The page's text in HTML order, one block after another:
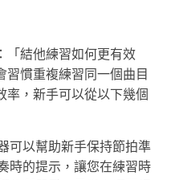
「結他練習如何更有效
習慣重複練習同一個曲目
率，新手可以從以下幾個
可以幫助新手保持節拍準
時的提示，讓您在練習時